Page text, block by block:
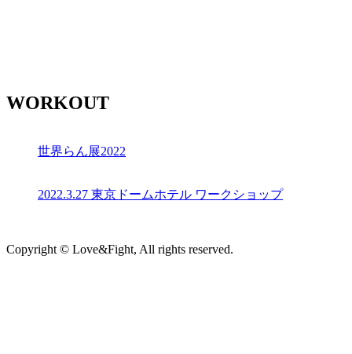
WORKOUT
世界らん展2022
2022.3.27 東京ドームホテル ワークショップ
Copyright © Love&Fight, All rights reserved.